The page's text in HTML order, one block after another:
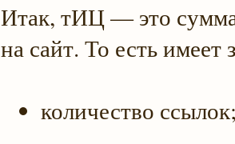
Итак, тИЦ — это
на сайт. То есть имеет
количество